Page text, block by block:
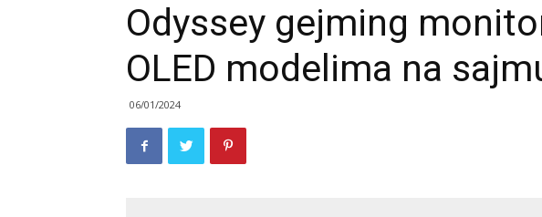
Odyssey gejming
OLED modelima na
06/01/2024